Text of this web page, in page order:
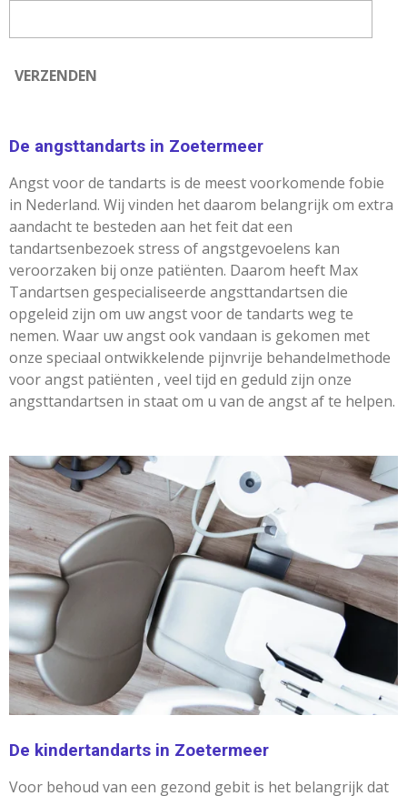
VERZENDEN
De angsttandarts in Zoetermeer
Angst voor de tandarts is de meest voorkomende fobie
in Nederland. Wij vinden het daarom belangrijk om extra
aandacht te besteden aan het feit dat een
tandartsenbezoek stress of angstgevoelens kan
veroorzaken bij onze patiënten. Daarom heeft Max
Tandartsen gespecialiseerde angsttandartsen die
opgeleid zijn om uw angst voor de tandarts weg te
nemen. Waar uw angst ook vandaan is gekomen met
onze speciaal ontwikkelende pijnvrije behandelmethode
voor angst patiënten , veel tijd en geduld zijn onze
angsttandartsen in staat om u van de angst af te helpen.
De kindertandarts in Zoetermeer
Voor behoud van een gezond gebit is het belangrijk dat